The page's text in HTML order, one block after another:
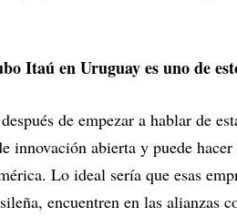
Itaú en Uruguay es uno de
de empezar a hablar de
innovación abierta y puede
Lo ideal sería que esas
encuentren en las alianzas